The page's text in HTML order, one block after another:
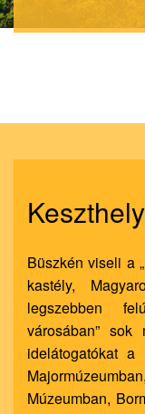
Keszthely
Büszkén viseli a
kastély,
legszebben
városában”
idelátogatókat a
Múzeumban,